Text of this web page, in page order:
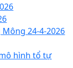
24-4-2026
hình tổ tự